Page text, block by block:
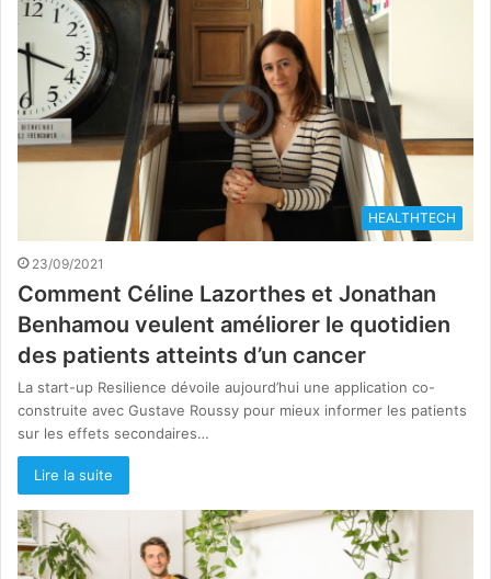
HEALTHTECH
23/09/2021
Comment Céline Lazorthes et Jonathan
Benhamou veulent améliorer le quotidien
des patients atteints d’un cancer
La start-up Resilience dévoile aujourd’hui une application co-
construite avec Gustave Roussy pour mieux informer les patients
sur les effets secondaires…
Lire la suite